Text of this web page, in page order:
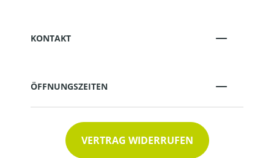
KONTAKT
ÖFFNUNGSZEITEN
VERTRAG WIDERRUFEN